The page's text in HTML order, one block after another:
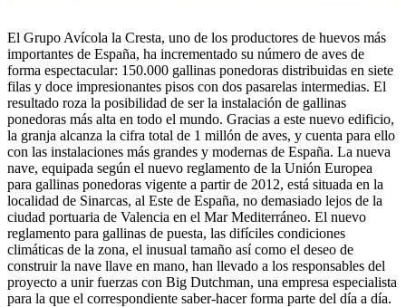
El Grupo Avícola la Cresta, uno de los productores de huevos más
importantes de España, ha incrementado su número de aves de
forma espectacular: 150.000 gallinas ponedoras distribuidas en siete
filas y doce impresionantes pisos con dos pasarelas intermedias. El
resultado roza la posibilidad de ser la instalación de gallinas
ponedoras más alta en todo el mundo. Gracias a este nuevo edificio,
la granja alcanza la cifra total de 1 millón de aves, y cuenta para ello
con las instalaciones más grandes y modernas de España. La nueva
nave, equipada según el nuevo reglamento de la Unión Europea
para gallinas ponedoras vigente a partir de 2012, está situada en la
localidad de Sinarcas, al Este de España, no demasiado lejos de la
ciudad portuaria de Valencia en el Mar Mediterráneo. El nuevo
reglamento para gallinas de puesta, las difíciles condiciones
climáticas de la zona, el inusual tamaño así como el deseo de
construir la nave llave en mano, han llevado a los responsables del
proyecto a unir fuerzas con Big Dutchman, una empresa especialista
para la que el correspondiente saber-hacer forma parte del día a día.